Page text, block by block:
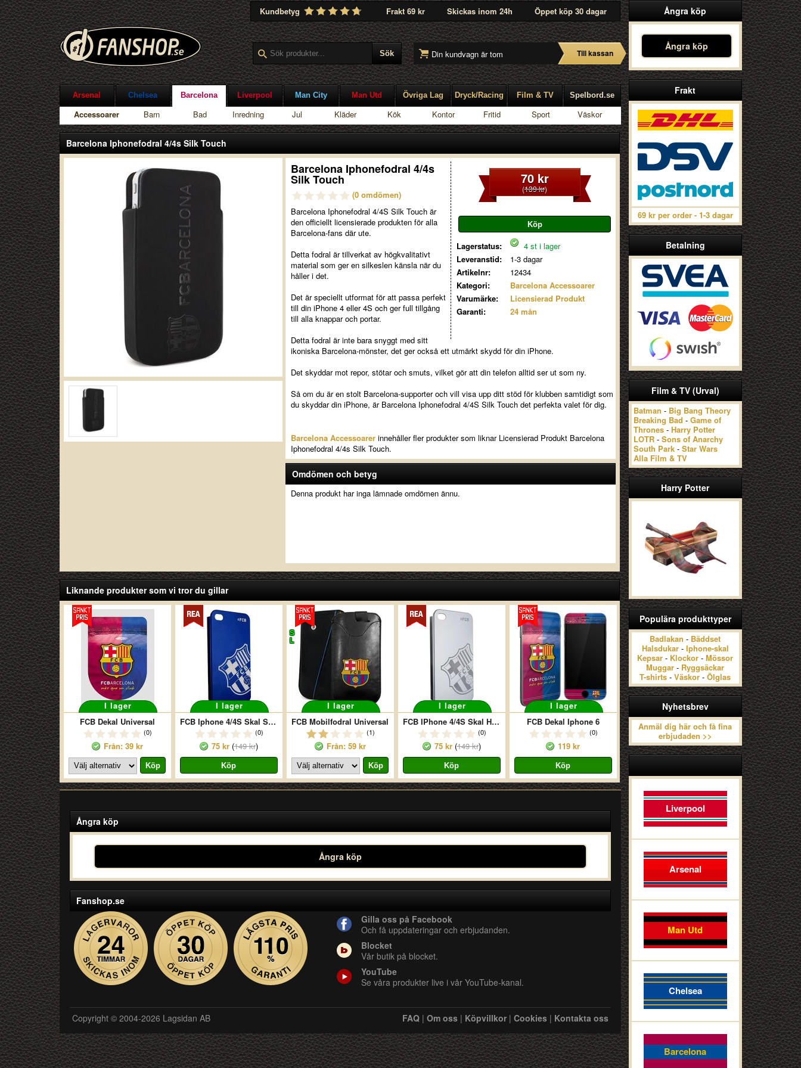
Kundbetyg Frakt 69 kr Skickas inom 24h Öppet köp 30 dagar
Din kundvagn är tom Till kassan
Arsenal Chelsea Barcelona Liverpool Man City Man Utd Övriga Lag Dryck/Racing Film & TV Spelbord.se
Accessoarer Barn Bad Inredning Jul Kläder Kök Kontor Fritid Sport Väskor
Ångra köp
Ångra köp
Frakt
69 kr per order - 1-3 dagar
Betalning
Film & TV (Urval)
Batman - Big Bang Theory
Breaking Bad - Game of
Thrones- Harry Potter
LOTR- Sons of Anarchy
South Park- Star Wars
Alla Film & TV
Harry Potter
Populära produkttyper
Badlakan - Bäddset
Halsdukar- Iphone-skal
Kepsar - Klockor - Mössor
Muggar - Ryggsäckar
T-shirts - Väskor - Ölglas
Nyhetsbrev
Anmäl dig här och få fina
erbjudaden >>
Liverpool
Arsenal
Man Utd
Chelsea
Barcelona
Barcelona Iphonefodral 4/4s Silk Touch
70 kr
(139 kr)
Lagerstatus:
4 st i lager
Leveranstid:
1-3 dagar
Artikelnr:
12434
Kategori:
Barcelona Accessoarer
Varumärke:
Licensierad Produkt
Garanti:
24 mån
Barcelona Iphonefodral 4/4s
Silk Touch
(0 omdömen)
Barcelona Iphonefodral 4/4S Silk Touch är
den officiellt licensierade produkten för alla
Barcelona-fans där ute.
Detta fodral är tillverkat av högkvalitativt
material som ger en silkeslen känsla när du
håller i det.
Det är speciellt utformat för att passa perfekt
till din iPhone 4 eller 4S och ger full tillgång
till alla knappar och portar.
Detta fodral är inte bara snyggt med sitt
ikoniska Barcelona-mönster, det ger också ett utmärkt skydd för din iPhone.
Det skyddar mot repor, stötar och smuts, vilket gör att din telefon alltid ser ut som ny.
Så om du är en stolt Barcelona-supporter och vill visa upp ditt stöd för klubben samtidigt som
du skyddar din iPhone, är Barcelona Iphonefodral 4/4S Silk Touch det perfekta valet för dig.
Barcelona Accessoarerinnehåller fler produkter som liknar Licensierad Produkt Barcelona
Iphonefodral 4/4s Silk Touch.
Omdömen och betyg
Denna produkt har inga lämnade omdömen ännu.
Liknande produkter som vi tror du gillar
I lager
FCB Dekal Universal
(0)
Från: 39 kr
I lager
FCB Iphone 4/4S Skal Sidecrest Blå
(0)
75 kr(149 kr)
S
L
I lager
FCB Mobilfodral Universal
(1)
Från: 59 kr
I lager
FCB IPhone 4/4S Skal Hårt Sidecrest Silver
(0)
75 kr(149 kr)
I lager
FCB Dekal Iphone 6
(0)
119 kr
Ångra köp
Ångra köp
Fanshop.se
Gilla oss på Facebook
Och få uppdateringar och erbjudanden.
Blocket
Vår butik på blocket.
YouTube
Se våra produkter live i vår YouTube-kanal.
Copyright © 2004-2026 Lagsidan AB FAQ| Om oss| Köpvillkor| Cookies| Kontakta oss